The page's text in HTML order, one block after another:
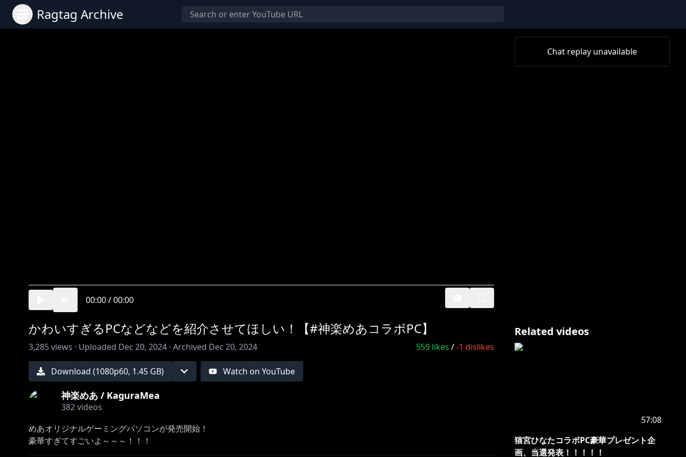
Ragtag Archive
00:00/00:00
Chat replay unavailable
かわいすぎるPCなどなどを紹介させてほしい！【#神楽めあコラボPC】
3,285views · Uploaded Dec 20, 2024 · Archived Dec 20, 2024 559 likes /-1 dislikes
Download (1080p60, 1.45 GB) Watch on YouTube
神楽めあ / KaguraMea
382videos
めあオリジナルゲーミングパソコンが発売開始！
豪華すぎてすごいよ～～～！！！
Related videos
57:08
猫宮ひなたコラボPC豪華プレゼント企
画、当選発表！！！！！